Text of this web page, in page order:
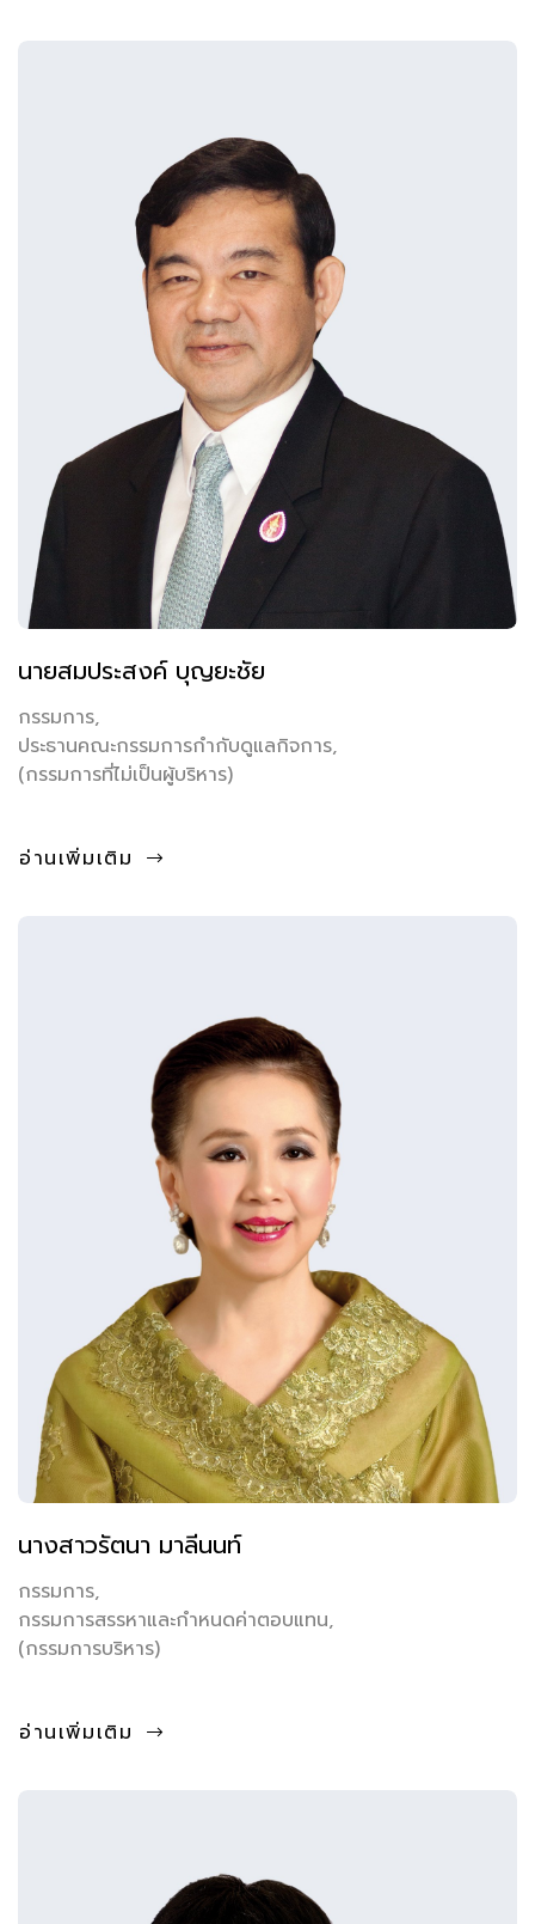
นายสมประสงค์ บุญยะชัย
กรรมการ,
ประธานคณะกรรมการกำกับดูแลกิจการ,
(กรรมการที่ไม่เป็นผู้บริหาร)
อ่านเพิ่มเติม
นางสาวรัตนา มาลีนนท์
กรรมการ,
กรรมการสรรหาและกำหนดค่าตอบแทน,
(กรรมการบริหาร)
อ่านเพิ่มเติม